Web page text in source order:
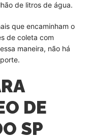
de litros de água.
que encaminham o
de coleta com
maneira, não há
DE
SP